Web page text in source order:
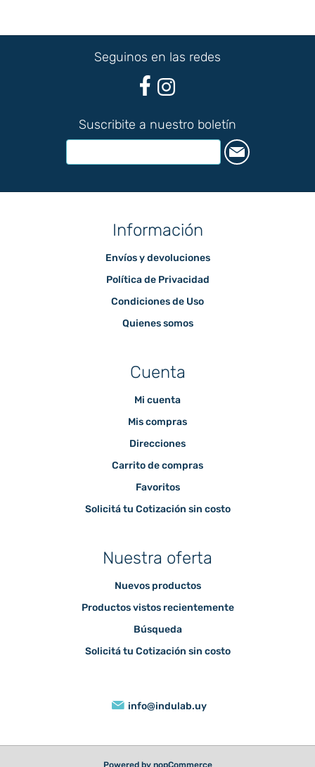
Seguinos en las redes
Suscribite a nuestro boletín
Información
Envíos y devoluciones
Política de Privacidad
Condiciones de Uso
Quienes somos
Cuenta
Mi cuenta
Mis compras
Direcciones
Carrito de compras
Favoritos
Solicitá tu Cotización sin costo
Nuestra oferta
Nuevos productos
Productos vistos recientemente
Búsqueda
Solicitá tu Cotización sin costo
info@indulab.uy
Powered by nopCommerce